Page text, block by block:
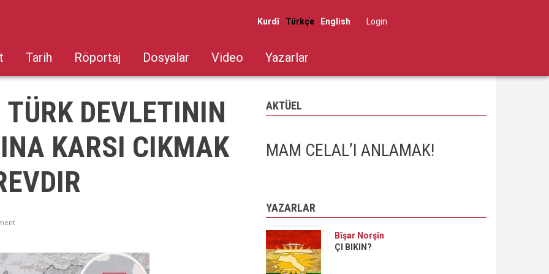
Kurdî Türkçe English
User
menu
Log in
Tarih Röportaj Dosyalar Video Yazarlar
TÜRK DEVLETININ
KARSI CIKMAK
AKTÜEL
MAM CELAL’I ANLAMAK!
YAZARLAR
Bîşar Norşîn
ÇI BIKIN?